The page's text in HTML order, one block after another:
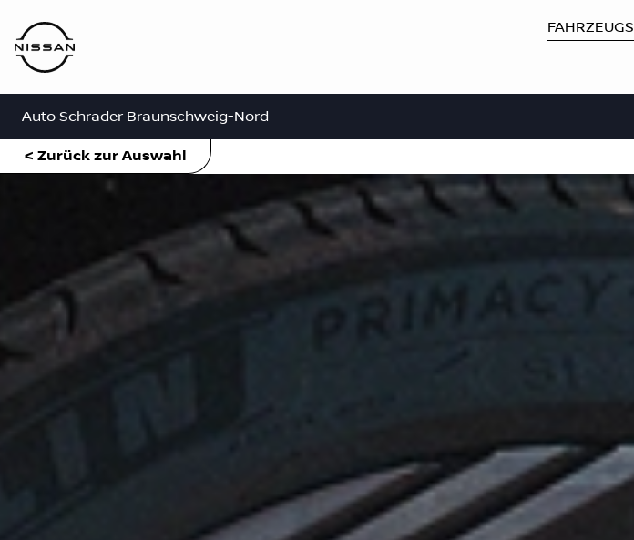
Auto Schrader Braunschweig-Nord
< Zurück zur Auswahl